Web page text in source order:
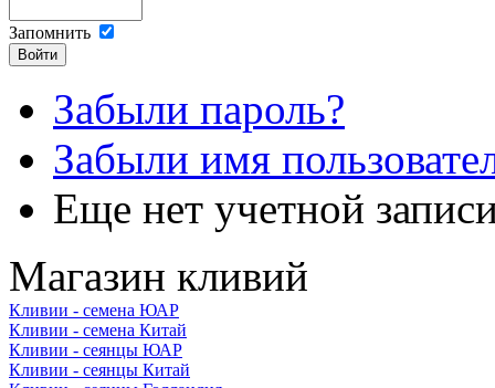
Запомнить
Забыли пароль?
Забыли имя
Еще нет учетной
Магазин кливий
Кливии - семена ЮАР
Кливии - семена Китай
Кливии - сеянцы ЮАР
Кливии - сеянцы Китай